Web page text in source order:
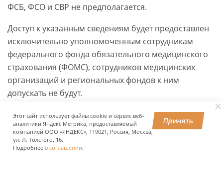
ФСБ, ФСО и СВР не предполагается.
Доступ к указанным сведениям будет предоставлен
исключительно уполномоченным сотрудникам
федерального фонда обязательного медицинского
страхования (ФОМС), сотрудников медицинских
организаций и региональных фондов к ним
допускать не будут.
ПОДЕЛИТЬСЯ
Этот сайт использует файлы cookie и сервис веб-
аналитики Яндекс Метрика, предоставляемый
компанией ООО «ЯНДЕКС», 119021, Россия, Москва,
ул. Л. Толстого, 16.
Подробнее в соглашении.
Принять